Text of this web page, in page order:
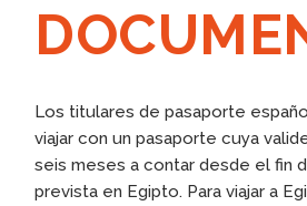
Los titulares de pasaporte
viajar con un pasaporte cuya
seis meses a contar desde el fin
prevista en Egipto. Para viajar a